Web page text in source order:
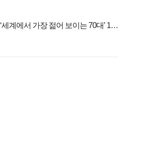
‘세계에서 가장 젊어 보이는 70대’ 1위